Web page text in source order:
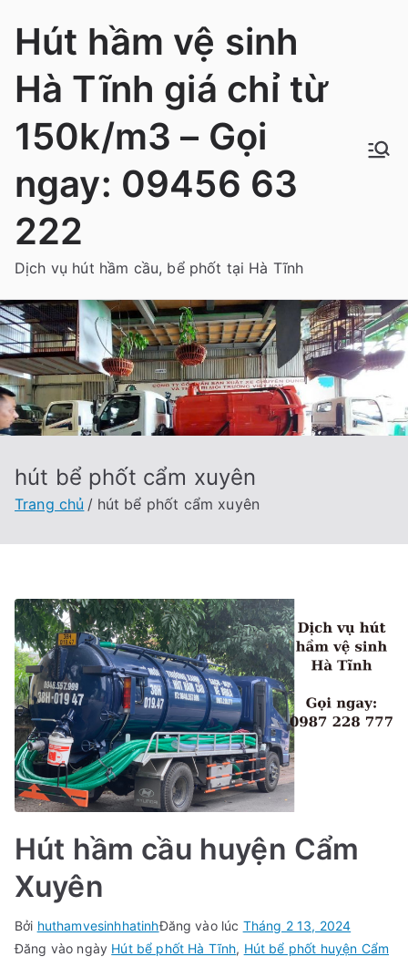
dung
Hút hầm vệ sinh
Hà Tĩnh giá chỉ từ
150k/m3 – Gọi
ngay: 09456 63
222
Dịch vụ hút hầm cầu, bể phốt tại Hà Tĩnh
hút bể phốt cẩm xuyên
Trang chủ hút bể phốt cẩm xuyên
Hút hầm cầu huyện Cẩm
Xuyên
Bởi huthamvesinhhatinhĐăng vào lúc Tháng 2 13, 2024
Đăng vào ngày Hút bể phốt Hà Tĩnh, Hút bể phốt huyện Cẩm